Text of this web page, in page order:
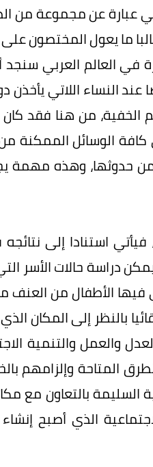
عبارة عن مجموعة
ما يعول المختصون
العالم العربي
النساء اللاتي يأخذن
الخفية، من هنا فقد
الوسائل الممكنة
من حدوثها، وهذه مهمة
استنادا إلى
دراسة حالات الأسر
فيها الأطفال من
بالنظر إلى المكان
والعمل والتنمية
المتاحة وإلزامهم
بالتعاون مع
الذي أصبح